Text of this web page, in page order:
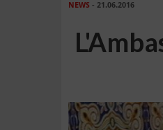
NEWS - 21.06.2016